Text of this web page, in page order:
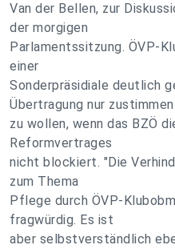
Van der Bellen, zur
der morgigen
Parlamentssitzung. ÖVP-
einer
Sonderpräsidiale deutlich
Übertragung nur zustimmen
zu wollen, wenn das BZÖ
Reformvertrages
nicht blockiert. "Die
zum Thema
Pflege durch ÖVP-
fragwürdig. Es ist
aber selbstverständlich